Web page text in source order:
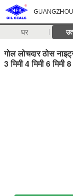
घर
गोल लोचदार ठोस
3 मिमी 4 मिमी 6 मिमी